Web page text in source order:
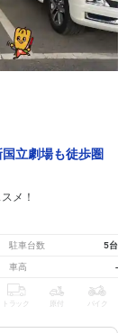
立劇場も徒歩圏
メ！
駐車台数 5台
車高 -
トラック 原付 バイク